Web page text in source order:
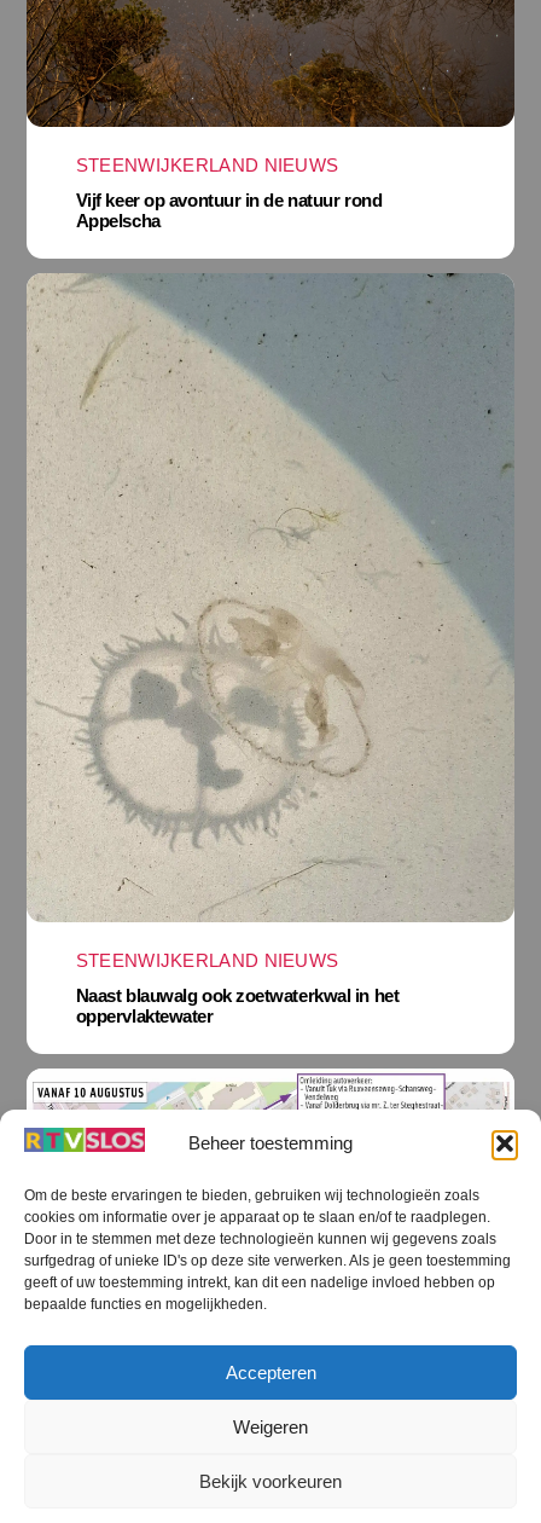
Beheer toestemming
Om de beste ervaringen te bieden, gebruiken wij technologieën zoals
cookies om informatie over je apparaat op te slaan en/of te raadplegen.
Door in te stemmen met deze technologieën kunnen wij gegevens zoals
surfgedrag of unieke ID's op deze site verwerken. Als je geen toestemming
geeft of uw toestemming intrekt, kan dit een nadelige invloed hebben op
bepaalde functies en mogelijkheden.
Accepteren
Weigeren
Bekijk voorkeuren
STEENWIJKERLAND NIEUWS
Vijf keer op avontuur in de natuur rond
Appelscha
STEENWIJKERLAND NIEUWS
Naast blauwalg ook zoetwaterkwal in het
oppervlaktewater
STEENWIJKERLAND NIEUWS
Tukseweg in Steenwijk krijgt nieuwe rotonde